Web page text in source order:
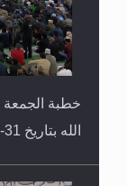
خطبة الجمعة
الله بتاريخ 31-07-2026